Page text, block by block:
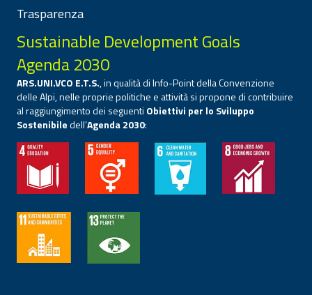
Trasparenza
Sustainable Development Goals
Agenda 2030
ARS.UNI.VCO E.T.S., in qualità di Info-Point della Convenzione
delle Alpi, nelle proprie politiche e attività si propone di contribuire
al raggiungimento dei seguenti Obiettivi per lo Sviluppo
Sostenibiledell’Agenda 2030: